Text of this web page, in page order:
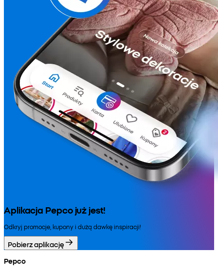
Aplikacja Pepco już jest!
Odkryj promocje, kupony i dużą dawkę inspiracji!
Pobierz aplikację
Pepco